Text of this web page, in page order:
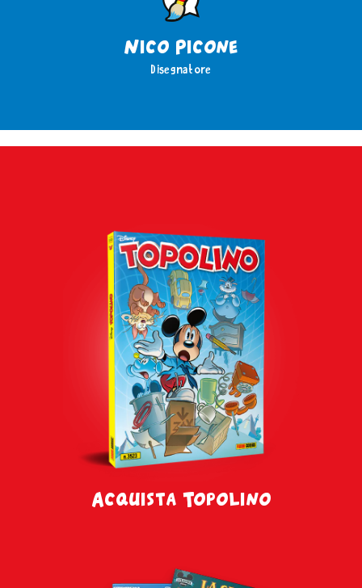
Nico Picone
Disegnatore
Acquista Topolino